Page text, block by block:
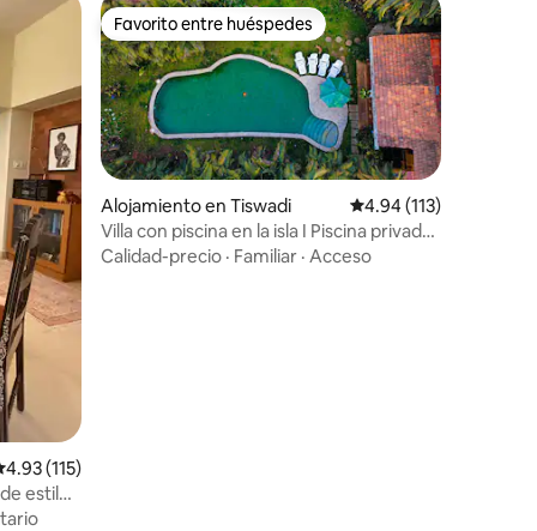
promedio: 4.93 de 5, 115 reseñas
4.93 (115)
estilo
Favorito entre huéspedes
Favorito entre huéspedes
Alojamiento en Tiswadi Calificación promedio:
4.94 (113)
Villa con piscina en la isla I Piscina privada I
Cocinero I Personal I WIFI
Calidad-precio · Familiar · Acceso